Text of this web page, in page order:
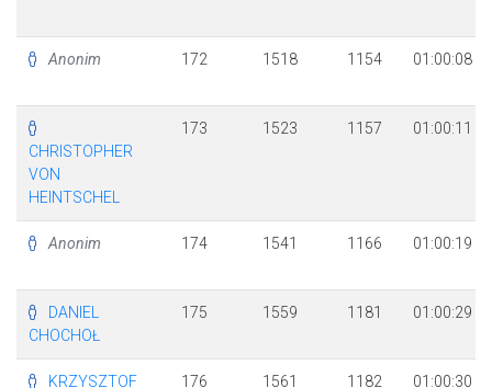
Anonim 172 1518 1154 01:00:08
CHRISTOPHER
VON
HEINTSCHEL
173 1523 1157 01:00:11
Anonim 174 1541 1166 01:00:19
DANIEL
CHOCHOŁ
175 1559 1181 01:00:29
KRZYSZTOF
176 1561 1182 01:00:30